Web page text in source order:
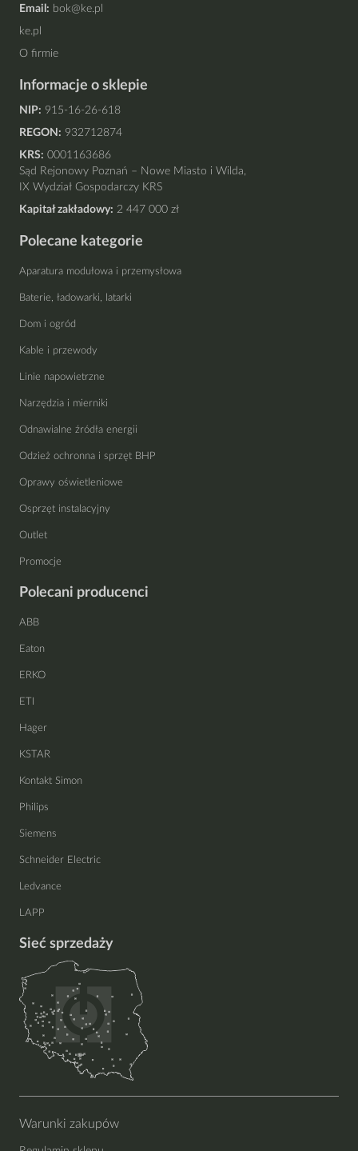
Email: bok@ke.pl
ke.pl
O firmie
Informacje o sklepie
NIP: 915-16-26-618
REGON: 932712874
KRS: 0001163686
Sąd Rejonowy Poznań – Nowe Miasto i Wilda,
IX Wydział Gospodarczy KRS
Kapitał zakładowy: 2 447 000 zł
Polecane kategorie
Aparatura modułowa i przemysłowa
Baterie, ładowarki, latarki
Dom i ogród
Kable i przewody
Linie napowietrzne
Narzędzia i mierniki
Odnawialne źródła energii
Odzież ochronna i sprzęt BHP
Oprawy oświetleniowe
Osprzęt instalacyjny
Outlet
Promocje
Polecani producenci
ABB
Eaton
ERKO
ETI
Hager
KSTAR
Kontakt Simon
Philips
Siemens
Schneider Electric
Ledvance
LAPP
Sieć sprzedaży
Warunki zakupów